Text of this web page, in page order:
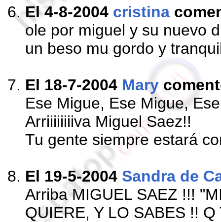
El 4-8-2004 cristina
ole por miguel y su nuevo
un beso mu gordo y
El 18-7-2004 Mary
Ese Migue, Ese Migue,
Arriiiiiiiiva Miguel Saez!!
Tu gente siempre estará
El 19-5-2004 Sandra de
Arriba MIGUEL SAEZ !!!
QUIERE, Y LO SABES !!